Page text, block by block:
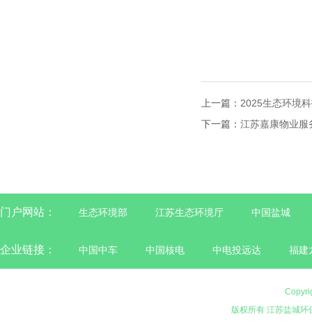
上一篇： 2025生态环境
下一篇： 江苏嘉康物业服
门户网站： 生态环境部 江苏生态环境厅 中国盐城
企业链接： 中国中车 中国核电 中电投远达 福建
版权所有 江苏盐城